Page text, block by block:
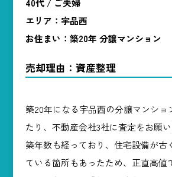
40代 / ご夫婦
エリア：宇品西
お住まい：築20年 分譲マンション
売却理由：資産整理
築20年になる宇品⻄の分譲マンショ
たり、不動産会社3社に査定をお願い
築年数も経っており、住宅設備が古
ている箇所もあったため、正直高値